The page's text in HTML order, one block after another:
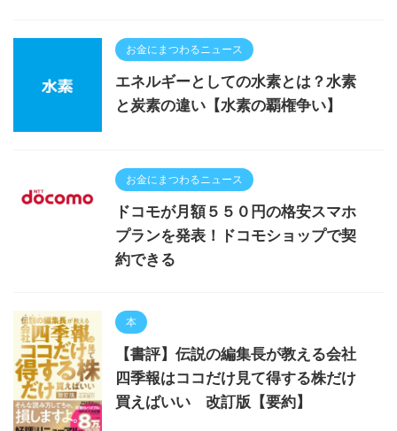
お金にまつわるニュース
エネルギーとしての水素とは？水素
と炭素の違い【水素の覇権争い】
お金にまつわるニュース
ドコモが月額５５０円の格安スマホ
プランを発表！ドコモショップで契
約できる
本
【書評】伝説の編集長が教える会社
四季報はココだけ見て得する株だけ
買えばいい 改訂版【要約】